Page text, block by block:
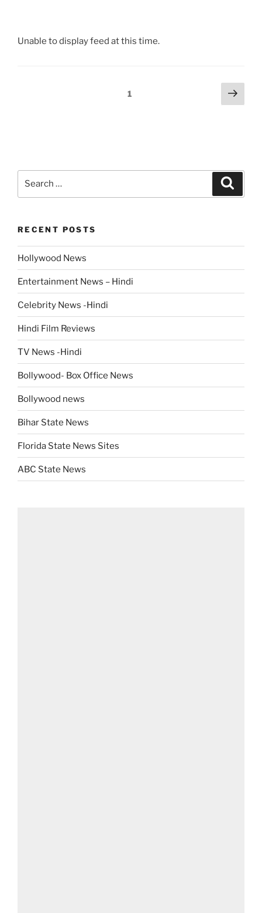
Unable to display feed at this time.
Page1
Next
page
RECENT POSTS
Hollywood News
Entertainment News – Hindi
Celebrity News -Hindi
Hindi Film Reviews
TV News -Hindi
Bollywood- Box Office News
Bollywood news
Bihar State News
Florida State News Sites
ABC State News